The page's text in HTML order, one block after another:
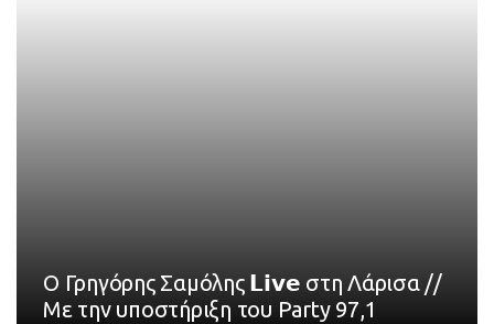
Ο Γρηγόρης Σαμόλης 𝗟𝗶𝘃𝗲 στη Λάρισα //
Με την υποστήριξη του Party 97,1